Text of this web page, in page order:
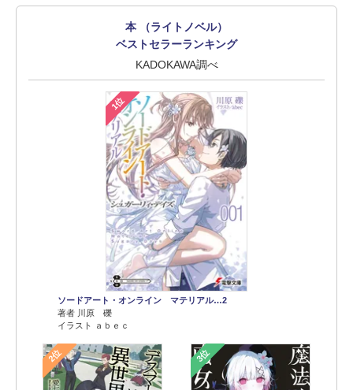
本 （ライトノベル）
ベストセラーランキング
KADOKAWA調べ
1位
ソードアート・オンライン マテリアル…2
著者 川原 礫
イラスト ａｂｅｃ
2位 3位